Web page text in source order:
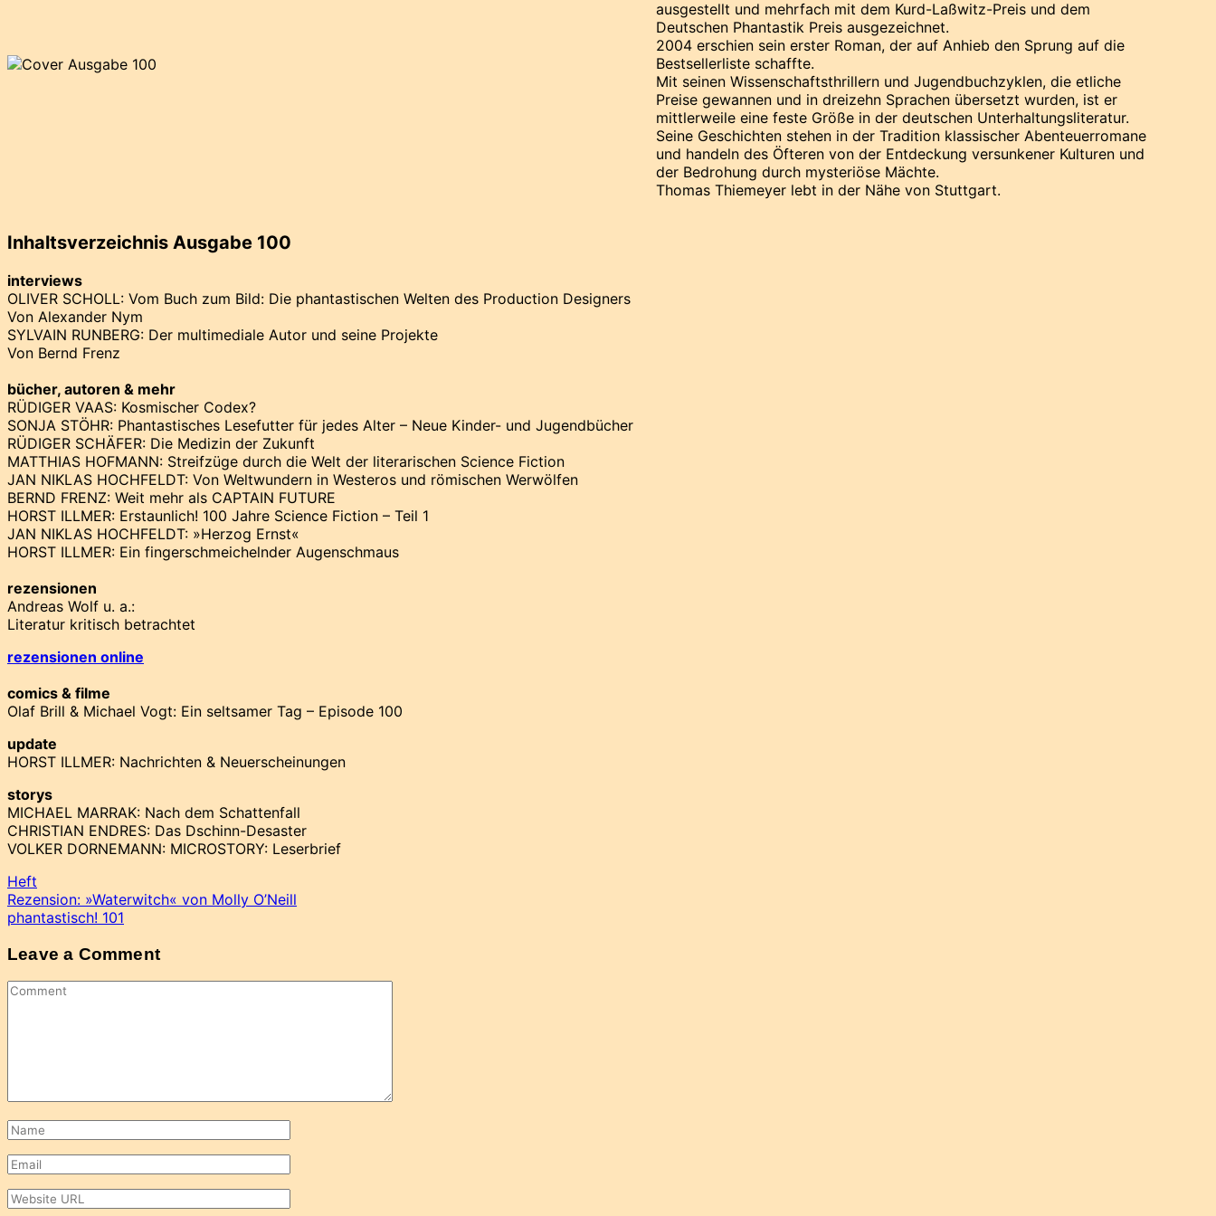
ausgestellt und mehrfach mit dem Kurd-Laßwitz-Preis und dem
Deutschen Phantastik Preis ausgezeichnet.
2004 erschien sein erster Roman, der auf Anhieb den Sprung auf die
Bestsellerliste schaffte.
Mit seinen Wissenschaftsthrillern und Jugendbuchzyklen, die etliche
Preise gewannen und in dreizehn Sprachen übersetzt wurden, ist er
mittlerweile eine feste Größe in der deutschen Unterhaltungsliteratur.
Seine Geschichten stehen in der Tradition klassischer Abenteuerromane
und handeln des Öfteren von der Entdeckung versunkener Kulturen und
der Bedrohung durch mysteriöse Mächte.
Thomas Thiemeyer lebt in der Nähe von Stuttgart.
Inhaltsverzeichnis Ausgabe 100
interviews
OLIVER SCHOLL: Vom Buch zum Bild: Die phantastischen Welten des Production Designers
Von Alexander Nym
SYLVAIN RUNBERG: Der multimediale Autor und seine Projekte
Von Bernd Frenz
bücher, autoren & mehr
RÜDIGER VAAS: Kosmischer Codex?
SONJA STÖHR: Phantastisches Lesefutter für jedes Alter – Neue Kinder- und Jugendbücher
RÜDIGER SCHÄFER: Die Medizin der Zukunft
MATTHIAS HOFMANN: Streifzüge durch die Welt der literarischen Science Fiction
JAN NIKLAS HOCHFELDT: Von Weltwundern in Westeros und römischen Werwölfen
BERND FRENZ: Weit mehr als CAPTAIN FUTURE
HORST ILLMER: Erstaunlich! 100 Jahre Science Fiction – Teil 1
JAN NIKLAS HOCHFELDT: »Herzog Ernst«
HORST ILLMER: Ein fingerschmeichelnder Augenschmaus
rezensionen
Andreas Wolf u. a.:
Literatur kritisch betrachtet
rezensionen online
comics & filme
Olaf Brill & Michael Vogt: Ein seltsamer Tag – Episode 100
update
HORST ILLMER: Nachrichten & Neuerscheinungen
storys
MICHAEL MARRAK: Nach dem Schattenfall
CHRISTIAN ENDRES: Das Dschinn-Desaster
VOLKER DORNEMANN: MICROSTORY: Leserbrief
Heft
Beitragsnavigation
Rezension: »Waterwitch« von Molly O’Neill
phantastisch! 101
Leave a Comment